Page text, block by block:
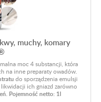
muchy, komary
moc 4 substancji, która
na inne preparaty owadów.
do sporządzenia emulsji
likwidacji ich gniazd zarówno
Pojemność netto: 1l